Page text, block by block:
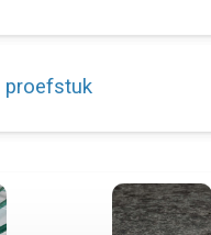
proefstuk